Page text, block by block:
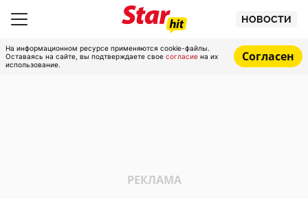
НОВОСТИ
На информационном ресурсе применяются cookie-файлы.
Оставаясь на сайте, вы подтверждаете свое согласие на их
использование.
Согласен